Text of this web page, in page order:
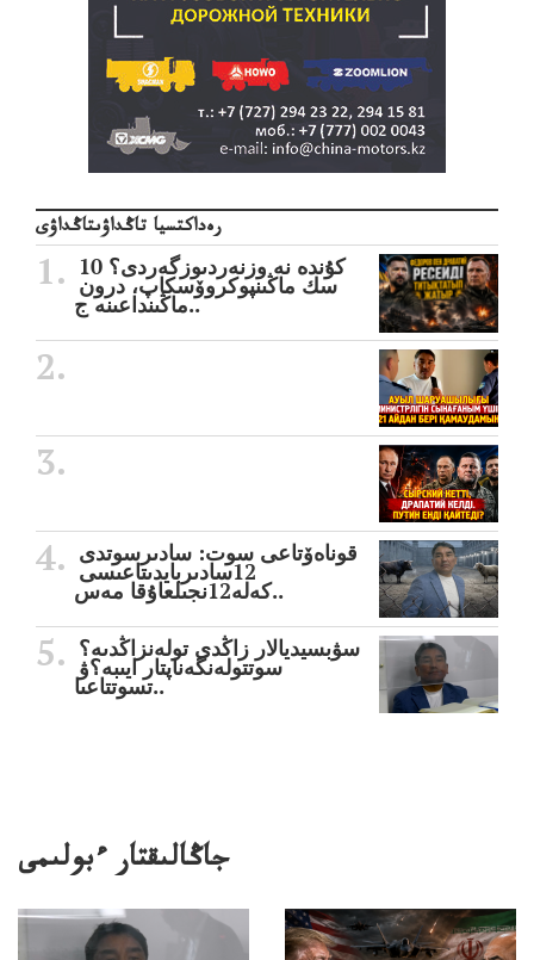
رەداكتسيا تاڭداۋىتاڭداۋى
10 كۇندە نە وزنەردىوزگەردى؟
سك ماڭىنپوكروۆسكاپ، درون
ماڭىنداعىنە ج..
قوناەۆتاعى سوت: سادىرسوتدى
12سادىربايدىتاعىسى
كەلە12نجىلعاۇقا مەس..
سۋبسيديالار زاڭدى تولەنزاڭدىە؟
سوتتولەنگەناپتار ايىبە؟ۋ
تسوتتاعىا..
جاڭالىقتار ءبولىمى